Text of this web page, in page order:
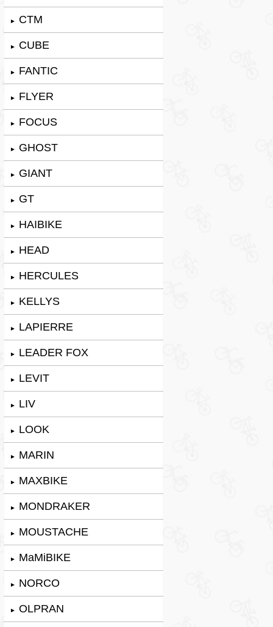
► CTM
► CUBE
► FANTIC
► FLYER
► FOCUS
► GHOST
► GIANT
► GT
► HAIBIKE
► HEAD
► HERCULES
► KELLYS
► LAPIERRE
► LEADER FOX
► LEVIT
► LIV
► LOOK
► MARIN
► MAXBIKE
► MONDRAKER
► MOUSTACHE
► MaMiBIKE
► NORCO
► OLPRAN